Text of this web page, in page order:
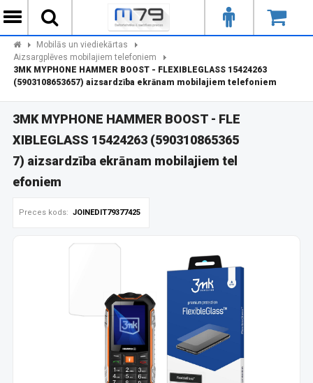
Mobilās un viediekārtas
Aizsargplēves mobilajiem telefoniem
3MK MYPHONE HAMMER BOOST - FLEXIBLEGLASS 15424263
(5903108653657) aizsardzība ekrānam mobilajiem telefoniem
3MK MYPHONE HAMMER BOOST - FLE
XIBLEGLASS 15424263 (590310865365
7) aizsardzība ekrānam mobilajiem tel
efoniem
Preces kods: JOINEDIT79377425